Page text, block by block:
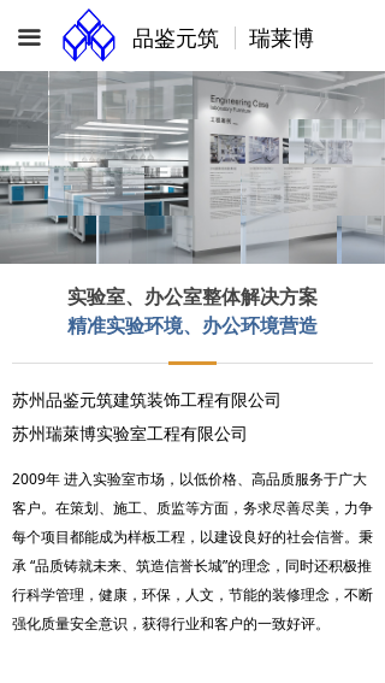
品鉴元筑 瑞莱博
끀
实验室、办公室整体解决方案
精准实验环境、办公环境营造
2009年 进入实验室市场，以低价格、高品质服务于广大
客户。在策划、施工、质监等方面，务求尽善尽美，力争
每个项目都能成为样板工程，以建设良好的社会信誉。秉
承 “品质铸就未来、筑造信誉长城”的理念，同时还积极推
行科学管理，健康，环保，人文，节能的装修理念，不断
强化质量安全意识，获得行业和客户的一致好评。
苏州品鉴元筑建筑装饰工程有限公司
苏州瑞萊博实验室工程有限公司